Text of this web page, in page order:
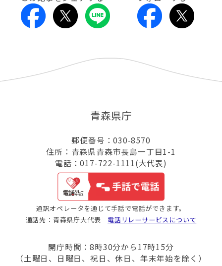
青森県庁
郵便番号：030-8570
住所：青森県青森市長島一丁目1-1
電話：017-722-1111(大代表)
通訳オペレータを通じて手話で電話ができます。
通話先：青森県庁大代表 電話リレーサービスについて
開庁時間：8時30分から17時15分
（土曜日、日曜日、祝日、休日、年末年始を除く）